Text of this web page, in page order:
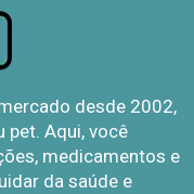
desde 2002,
pet. Aqui, você
medicamentos e
da saúde e